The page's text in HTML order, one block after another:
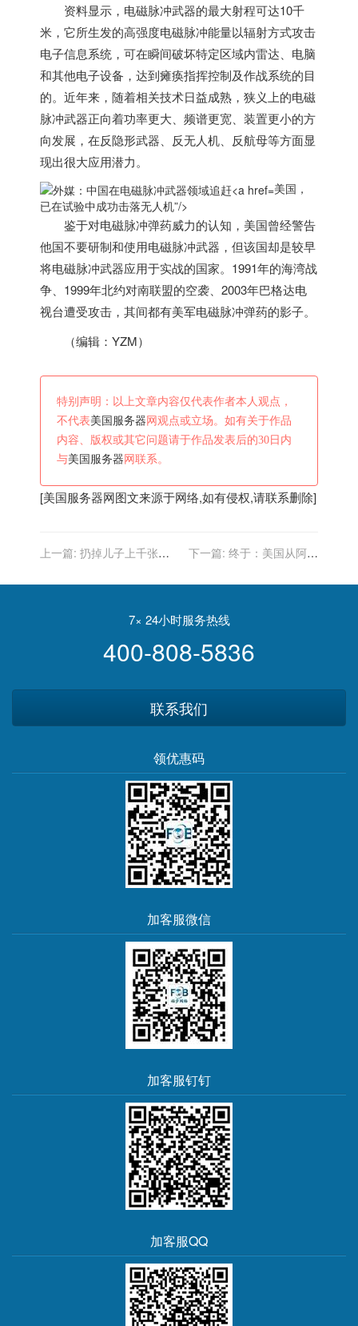
资料显示，电磁脉冲武器的最大射程可达10千
米，它所生发的高强度电磁脉冲能量以辐射方式攻击
电子信息系统，可在瞬间破坏特定区域内雷达、电脑
和其他电子设备，达到瘫痪指挥控制及作战系统的目
的。近年来，随着相关技术日益成熟，狭义上的电磁
脉冲武器正向着功率更大、频谱更宽、装置更小的方
向发展，在反隐形武器、反无人机、反航母等方面显
现出很大应用潜力。
美国，
已在试验中成功击落无人机”/>
鉴于对电磁脉冲弹药威力的认知， 美国曾经警告
他国不要研制和使用电磁脉冲武器，但该国却是较早
将电磁脉冲武器应用于实战的国家。1991年的海湾战
争、1999年北约对南联盟的空袭、2003年巴格达电
视台遭受攻击，其间都有美军电磁脉冲弹药的影子。
（编辑：YZM）
特别声明：以上文章内容仅代表作者本人观点，
不代表美国服务器 网观点或立场。如有关于作品
内容、版权或其它问题请于作品发表后的30日内
与美国服务器 网联系。
[美国服务器网图文来源于网络,如有侵权,请联系删除]
上一篇: 扔掉儿子上千张色
偿3万美元
下一篇: 终于：美国从阿富
要求“问责”了
7× 24小时服务热线
400-808-5836
联系我们
领优惠码
加客服微信
加客服钉钉
加客服QQ